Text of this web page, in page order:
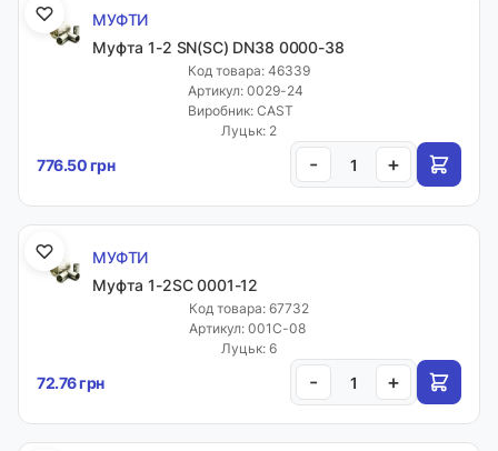
МУФТИ
Муфта 1-2 SN(SC) DN38 0000-38
Код товара: 46339
Артикул: 0029-24
Виробник: CAST
Луцьк: 2
776.50 грн - +
МУФТИ
Муфта 1-2SC 0001-12
Код товара: 67732
Артикул: 001C-08
Луцьк: 6
72.76 грн - +